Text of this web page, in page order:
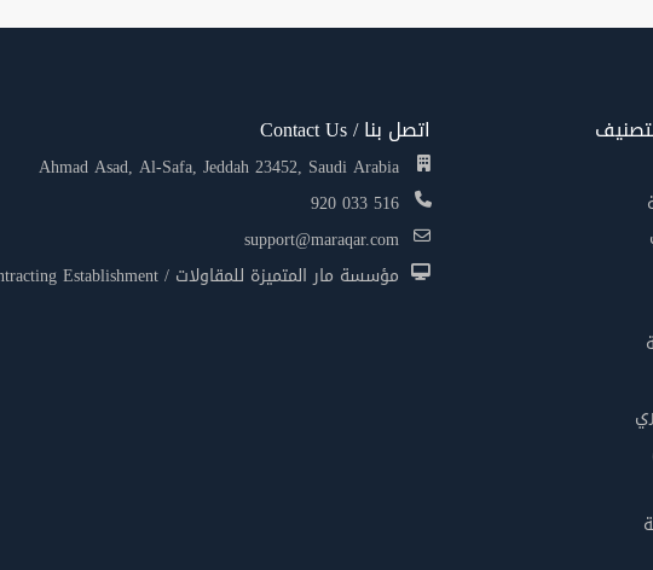
اتصل بنا / Contact Us
Ahmad Asad, Al-Safa, Jeddah 23452, Saudi Arabia
920 033 516
support@maraqar.com
مؤسسة مار المتميزة للمقاولات / Mar Excellence Contracting Establishment